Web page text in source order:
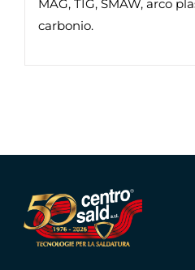
MAG, TIG, SMAW, arco
carbonio.